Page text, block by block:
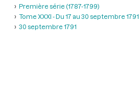
Première série (1787-1799)
Tome XXXI - Du 17 au 30 septembre 1791
30 septembre 1791